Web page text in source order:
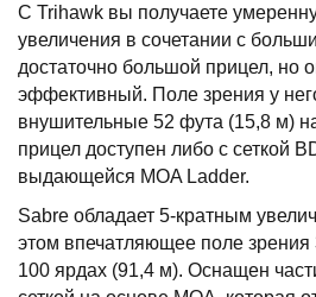
С Trihawk вы получаете
увеличения в сочетании с
достаточно большой прицел, но
эффективный. Поле зрения у
внушительные 52 фута (15,8 м)
прицел доступен либо с сеткой
выдающейся MOA Ladder.
Sabre обладает 5-кратным
этом впечатляющее поле
100 ярдах (91,4 м). Оснащен